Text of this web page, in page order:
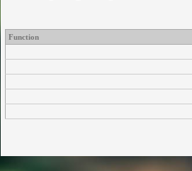
Function